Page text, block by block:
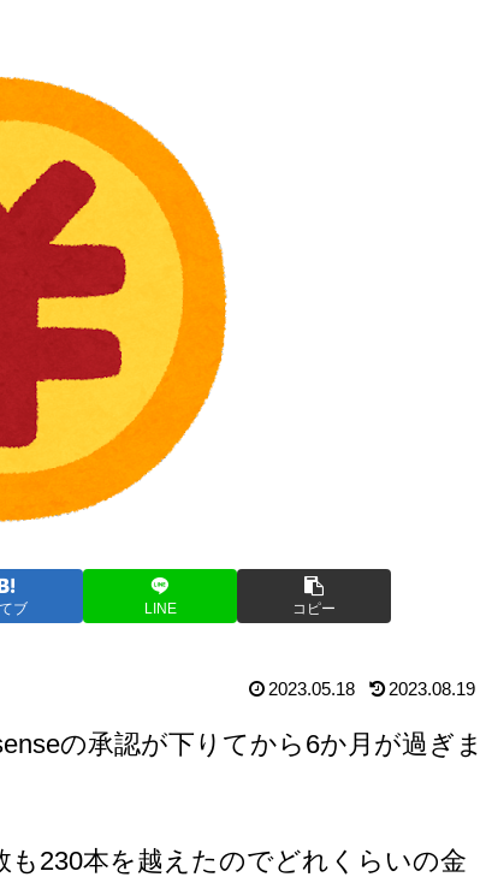
ブ LINE コピー
2023.05.18 2023.08.19
の承認が下りてから6か月が過ぎま
230本を越えたのでどれくらいの金